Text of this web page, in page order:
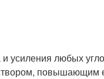
усиления любых
повышающим